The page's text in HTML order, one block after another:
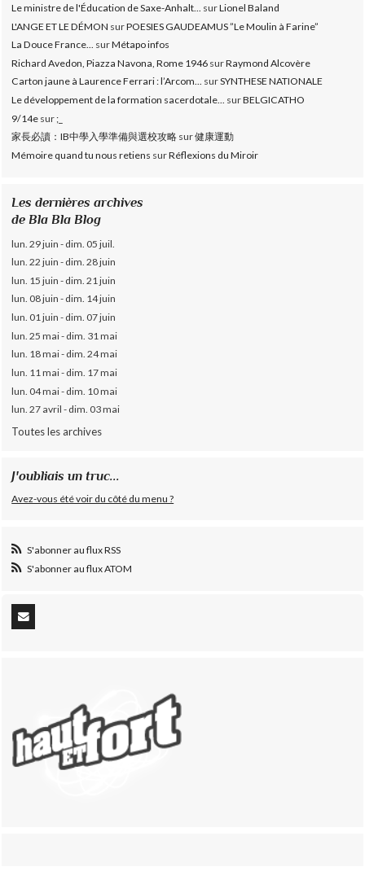
Le ministre de l'Éducation de Saxe-Anhalt...
surLionel Baland
L'ANGE ET LE DÉMON surPOESIES GAUDEAMUS ”Le Moulin à Farine”
La Douce France... surMétapo infos
Richard Avedon, Piazza Navona, Rome 1946 surRaymond Alcovère
Carton jaune à Laurence Ferrari : l’Arcom... surSYNTHESE NATIONALE
Le développement de la formation sacerdotale... surBELGICATHO
9/14e sur;_
家長必讀：IB中學入學準備與選校攻略 sur健康運動
Mémoire quand tu nous retiens surRéflexions du Miroir
Les dernières archives
de Bla Bla Blog
lun. 29 juin - dim. 05 juil.
lun. 22 juin - dim. 28 juin
lun. 15 juin - dim. 21 juin
lun. 08 juin - dim. 14 juin
lun. 01 juin - dim. 07 juin
lun. 25 mai - dim. 31 mai
lun. 18 mai - dim. 24 mai
lun. 11 mai - dim. 17 mai
lun. 04 mai - dim. 10 mai
lun. 27 avril - dim. 03 mai
Toutes les archives
J'oubliais un truc...
Avez-vous été voir du côté du menu ?
S'abonner au flux RSS
S'abonner au flux ATOM